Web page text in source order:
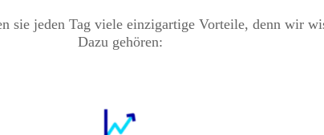
sie jeden Tag viele einzigartige Vorteile, denn wir
Dazu gehören: